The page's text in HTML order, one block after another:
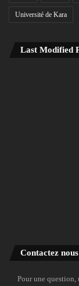
Université de Kara
Last Modified
Contactez nous
Pour une